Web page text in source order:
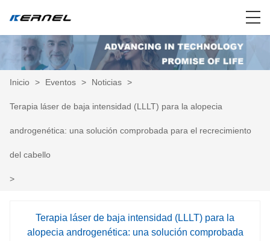
Inicio > Eventos > Noticias >
Terapia láser de baja intensidad (LLLT) para la alopecia
androgenética: una solución comprobada para el recrecimiento
del cabello
>
Terapia láser de baja intensidad (LLLT) para la
alopecia androgenética: una solución comprobada